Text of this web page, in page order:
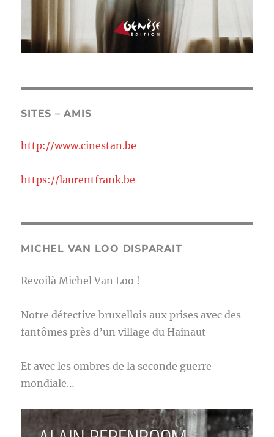
SITES – AMIS
http://www.cinestan.be
https://laurentfrank.be
MICHEL VAN LOO DISPARAIT
Revoilà Michel Van Loo !
Notre détective bruxellois aux prises avec des
fantômes près d’un village du Hainaut
Et avec les ombres de la seconde guerre
mondiale…